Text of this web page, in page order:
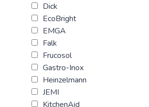
Dick
EcoBright
EMGA
Falk
Frucosol
Gastro-Inox
Heinzelmann
JEMI
KitchenAid